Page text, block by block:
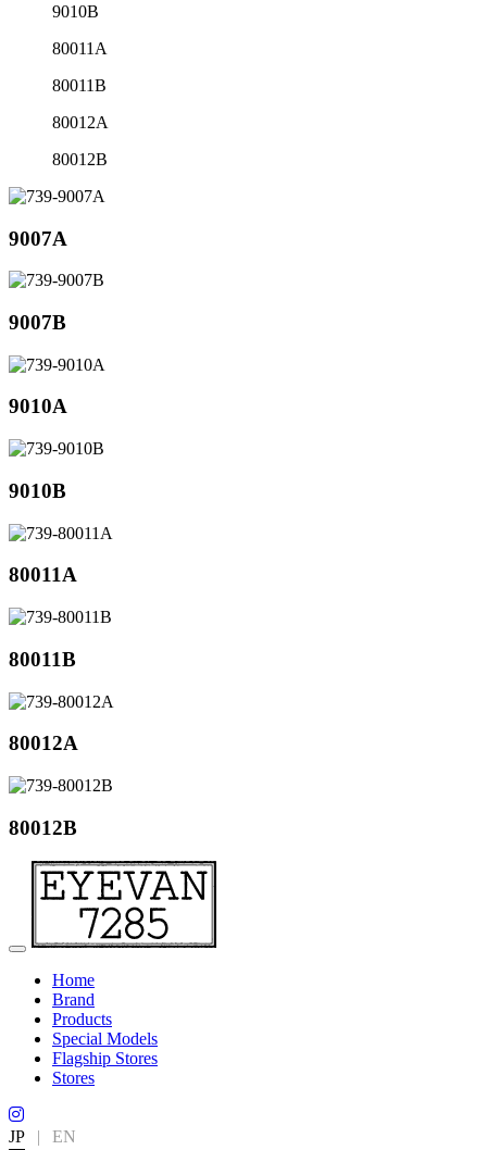
9010B
80011A
80011B
80012A
80012B
9007A
9007B
9010A
9010B
80011A
80011B
80012A
80012B
Home
Brand
Products
Special Models
Flagship Stores
Stores
JP | EN